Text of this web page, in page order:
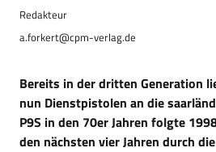
a.forkert@cpm-verlag.de
Bereits in der dritten Generation
nun Dienstpistolen an die
P9S in den 70er Jahren folgte
den nächsten vier Jahren durch